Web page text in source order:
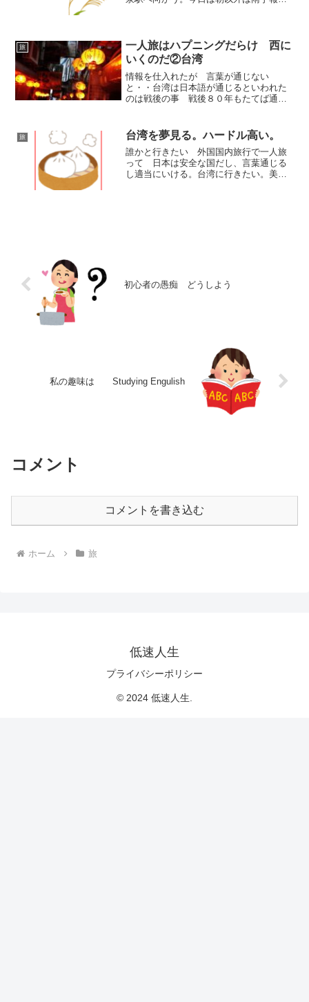
たい。バスが着いた。あ、...
旅
一人旅はハプニングだらけ 西に
いくのだ②台湾
情報を仕入れたが 言葉が通じない
と・・台湾は日本語が通じるといわれた
のは戦後の事 戦後８０年もたてば通用
ーエア内 アナウンスだって中国語か英
語。行きかえり 関西空港つ...
旅 台湾を夢見る。ハードル高い。
誰かと行きたい 外国国内旅行で一人旅
って 日本は安全な国だし、言葉通じる
し適当にいける。台湾に行きたい。美味
初心者の愚痴 どうしよう
私の趣味は Studying Engulish
コメント
コメントを書き込む
ホーム 旅
低速人生
プライバシーポリシー
© 2024 低速人生.